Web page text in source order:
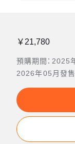
￥21,780
預購期間：
2026年05月發售